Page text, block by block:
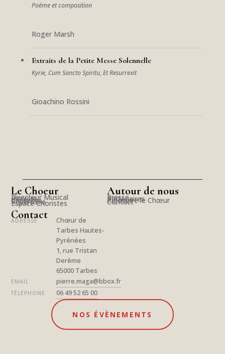
Poème et composition
Roger Marsh
Extraits de la Petite Messe Solennelle
Kyrie, Cum Sancto Spiritu, Et Resurrexit
Gioachino Rossini
Le Choeur
Directeur Musical
Pianiste
Choristes
Répertoire
Espace Choristes
Autour de nous
Presse
Partenaires
Rejoindre le Chœur
Contact
Contact
ADRESSE
Chœur de
Tarbes Hautes-
Pyrénées
1, rue Tristan
Derème
65000 Tarbes
EMAIL pierre.maga@bbox.fr
TÉLÉPHONE 06 49 52 65 00
NOS ÉVÈNEMENTS